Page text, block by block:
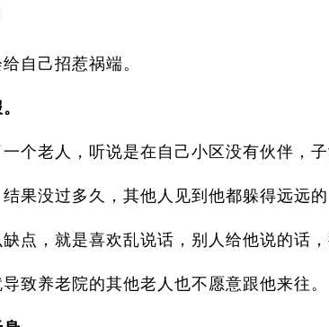
自己招惹祸端。
个老人，听说是在自己小区没有伙伴，
果没过多久，其他人见到他都躲得远远的
点，就是喜欢乱说话，别人给他说的话
致养老院的其他老人也不愿意跟他来往。